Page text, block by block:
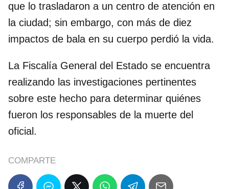
que lo trasladaron a un centro de atención en
la ciudad; sin embargo, con más de diez
impactos de bala en su cuerpo perdió la vida.
La Fiscalía General del Estado se encuentra
realizando las investigaciones pertinentes
sobre este hecho para determinar quiénes
fueron los responsables de la muerte del
oficial.
COMPARTE